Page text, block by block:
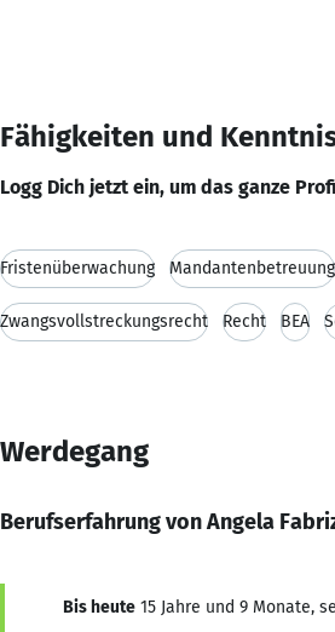
Fähigkeiten und
Logg Dich jetzt ein, um das ganze
Fristenüberwachung Mandantenbetreuung
Zwangsvollstreckungsrecht Recht BEA
Werdegang
Berufserfahrung von Angela
Bis heute 15 Jahre und 9 Monate,